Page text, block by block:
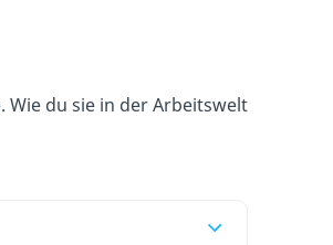
du sie in der Arbeitswelt